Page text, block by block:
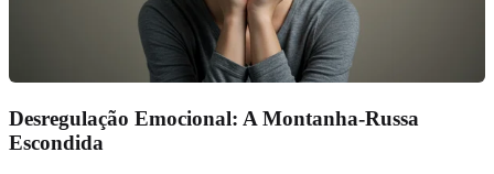
Desregulação Emocional: A Montanha-Russa
Escondida